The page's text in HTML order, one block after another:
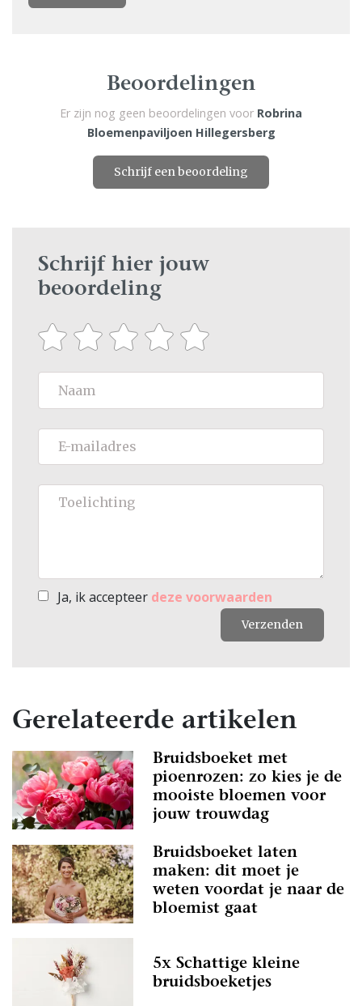
Beoordelingen
Er zijn nog geen beoordelingen voor Robrina
Bloemenpaviljoen Hillegersberg
Schrijf een beoordeling
Schrijf hier jouw
beoordeling
Ja, ik accepteer deze voorwaarden
Verzenden
Gerelateerde artikelen
Bruidsboeket met
pioenrozen: zo kies je de
mooiste bloemen voor
jouw trouwdag
Bruidsboeket laten
maken: dit moet je
weten voordat je naar de
bloemist gaat
5x Schattige kleine
bruidsboeketjes